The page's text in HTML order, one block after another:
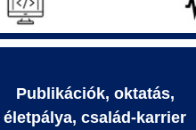
Publikációk, oktatás,
életpálya, család-karrier